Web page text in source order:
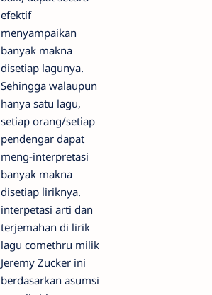
efektif
menyampaikan
banyak makna
disetiap lagunya.
Sehingga walaupun
hanya satu lagu,
setiap orang/setiap
pendengar dapat
meng-interpretasi
banyak makna
disetiap liriknya.
interpetasi arti dan
terjemahan di lirik
lagu comethru milik
Jeremy Zucker ini
berdasarkan asumsi